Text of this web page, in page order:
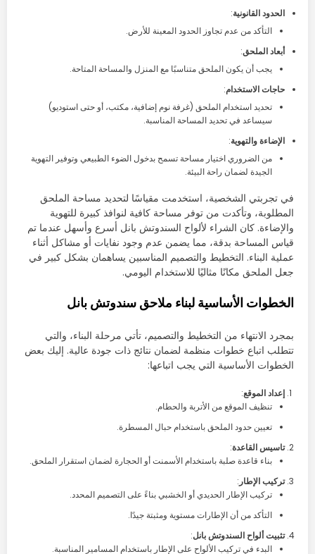
الحدود القانونية:
التأكد من عدم تجاوز الحدود المعينة للأرض.
أبعاد الملحق:
يجب أن يكون الملحق متناسبًا مع المنزل والمساحة المتاحة.
حاجات الاستخدام:
تحديد استخدام الملحق (غرفة نوم إضافية، مكتب، أو حتى استوديو)
سيساعد في تحديد المساحة المناسبة.
الإضاءة والتهوية:
من الضروري اختيار مساحة تسمح بدخول الضوء الطبيعي وتوفير التهوية
الجيدة لضمان راحة البيئة.
في تجربتي الشخصية، استخدمت مقياسًا لتحديد مساحة الملحق
المطلوبة، وتأكدت من توفر مساحة كافية لنوافذ كبيرة للتهوية
والإضاءة. كان الشراء لألواح السندوتش بانل أسرع وأسهل عندما تم
قياس المساحة بدقة، مما يضمن عدم وجود نفايات أو مشاكل أثناء
عملية البناء. التخطيط والتصميم المناسبين يساهمان بشكل كبير في
جعل الملحق مكانًا مثاليًا للاستخدام اليومي.
الخطوات الأساسية لبناء ملاحق سندوتش بانل
بمجرد الانتهاء من التخطيط والتصميم، تأتي مرحلة البناء، والتي
تتطلب اتباع خطوات منظمة لضمان نتائج ذات جودة عالية. إليك بعض
الخطوات الأساسية التي يجب اتباعها:
إعداد الموقع:
تنظيف الموقع من الأتربة والحطام.
تعيين حدود الملحق باستخدام حبال المسطرة.
تاسيس القاعدة:
بناء قاعدة صلبة باستخدام الأسمنت أو الحجارة لضمان استقرار الملحق.
تركيب الإطار :
تركيب الإطار الحديدي أو الخشبي بناءً على التصميم المحدد.
التأكد من أن الإطارات مستوية ومثبتة جيدًا.
تثبيت ألواح السندوتش بانل:
البدء في تركيب الألواح على الإطار باستخدام المسامير المناسبة.